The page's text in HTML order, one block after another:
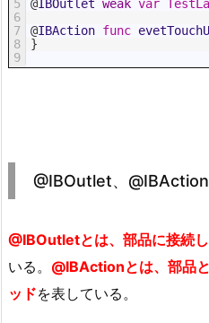
5
6
7
8
9
@IBOutlet weak var
@IBAction func
}
@IBOutlet、
@IBOutletとは、部品に接続
いる。 @IBActionとは、部品
ッドを表している。